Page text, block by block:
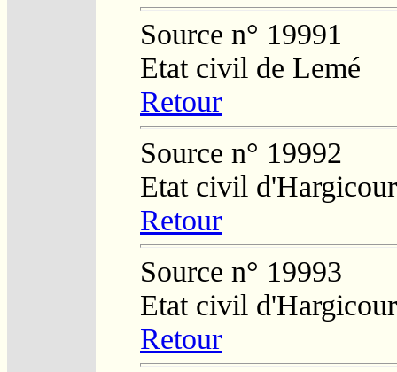
Source n° 19991
Etat civil de Lemé
Retour
Source n° 19992
Etat civil
Retour
Source n° 19993
Etat civil
Retour